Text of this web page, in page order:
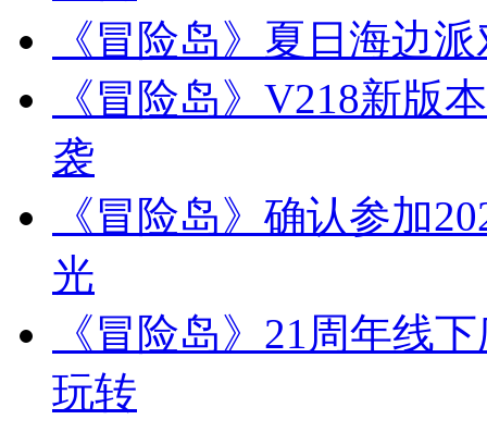
《冒险岛》夏日海边
《冒险岛》V218新版
袭
《冒险岛》确认参加
光
《冒险岛》21周年线
玩转